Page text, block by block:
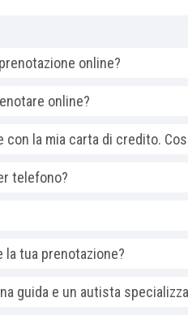
online?
online?
con la mia carta di credito.
telefono?
la tua prenotazione?
guida e un autista